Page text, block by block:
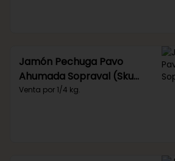
Jamón Pechuga Pavo
Ahumada Sopraval (Sku
114)
Venta por 1/4 kg.